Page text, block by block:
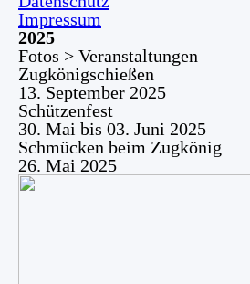
Impressum
2025
Fotos > Veranstaltungen
Zugkönigschießen
13. September 2025
Schützenfest
30. Mai bis 03. Juni 2025
Schmücken beim Zugkönig
26. Mai 2025